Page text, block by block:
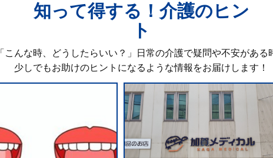
知って得する！介護のヒン
ト
「こんな時、どうしたらいい？」日常の介護で疑問や不安がある
少しでもお助けのヒントになるような情報をお届けします！